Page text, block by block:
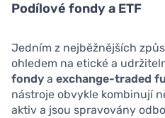
Podílové fondy a ETF
Jedním z nejběžnějších
ohledem na etické a
fondy a exchange-traded
nástroje obvykle kombinují
aktiv a jsou spravovány